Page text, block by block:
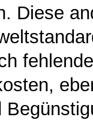
Diese